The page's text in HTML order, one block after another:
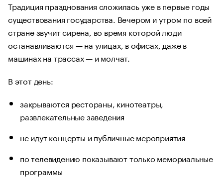
Традиция празднования сложилась уже в первые годы
существования государства. Вечером и утром по всей
стране звучит сирена, во время которой люди
останавливаются — на улицах, в офисах, даже в
машинах на трассах — и молчат.
В этот день:
закрываются рестораны, кинотеатры,
развлекательные заведения
не идут концерты и публичные мероприятия
по телевидению показывают только мемориальные
программы